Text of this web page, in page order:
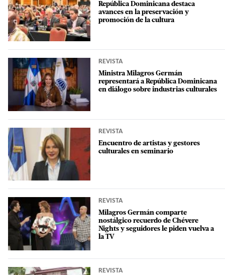
República Dominicana destaca
avances en la preservación y
promoción de la cultura
REVISTA
Ministra Milagros Germán
representará a República Dominicana
en diálogo sobre industrias culturales
REVISTA
Encuentro de artistas y gestores
culturales en seminario
REVISTA
Milagros Germán comparte
nostálgico recuerdo de Chévere
Nights y seguidores le piden vuelva a
la TV
REVISTA